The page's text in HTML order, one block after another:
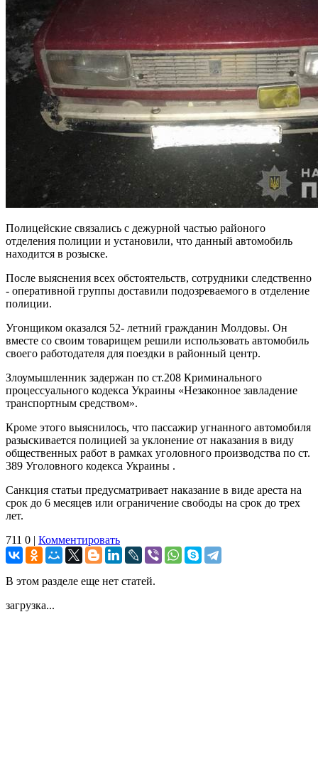
Полицейские связались с дежурной частью районого
отделения полиции и установили, что данный автомобиль
находится в розыске.
После выяснения всех обстоятельств, сотрудники следственно
- оперативной группы доставили подозреваемого в отделение
полиции.
Угонщиком оказался 52- летний гражданин Молдовы. Он
вместе со своим товарищем решили использовать автомобиль
своего работодателя для поездки в районный центр.
Злоумышленник задержан по ст.208 Криминального
процессуального кодекса Украины «Незаконное завладение
транспортным средством».
Кроме этого выяснилось, что пассажир угнанного автомобиля
разыскивается полицией за уклонение от наказания в виду
общественных работ в рамках уголовного производства по ст.
389 Уголовного кодекса Украины .
Санкция статьи предусматривает наказание в виде ареста на
срок до 6 месяцев или ограничение свободы на срок до трех
лет.
711 0 | Комментировать
В этом разделе еще нет статей.
загрузка...